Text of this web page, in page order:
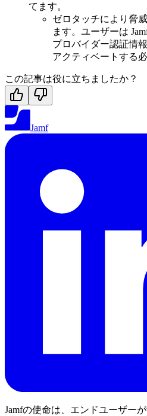
てます。
ゼロタッチにより脅
ます。ユーザーは
プロバイダー認証情
アクティベートする
この記事は役に立ちましたか？
Jamf
Jamfの使命は、エンドユーザー